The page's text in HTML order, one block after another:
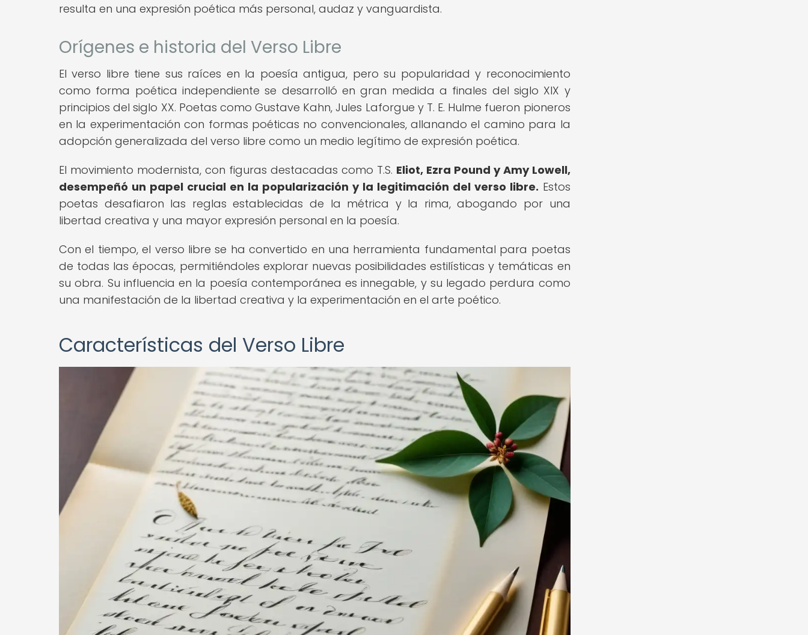
resulta en una expresión poética más personal, audaz y vanguardista.
Orígenes e historia del Verso Libre
El verso libre tiene sus raíces en la poesía antigua, pero su popularidad y reconocimiento
como forma poética independiente se desarrolló en gran medida a finales del siglo XIX y
principios del siglo XX. Poetas como Gustave Kahn, Jules Laforgue y T. E. Hulme fueron pioneros
en la experimentación con formas poéticas no convencionales, allanando el camino para la
adopción generalizada del verso libre como un medio legítimo de expresión poética.
El movimiento modernista, con figuras destacadas como T.S. Eliot, Ezra Pound y Amy Lowell,
desempeñó un papel crucial en la popularización y la legitimación del verso libre. Estos
poetas desafiaron las reglas establecidas de la métrica y la rima, abogando por una
libertad creativa y una mayor expresión personal en la poesía.
Con el tiempo, el verso libre se ha convertido en una herramienta fundamental para poetas
de todas las épocas, permitiéndoles explorar nuevas posibilidades estilísticas y temáticas en
su obra. Su influencia en la poesía contemporánea es innegable, y su legado perdura como
una manifestación de la libertad creativa y la experimentación en el arte poético.
Características del Verso Libre